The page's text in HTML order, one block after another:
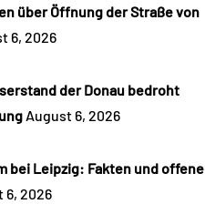
über Öffnung der Straße von
6, 2026
der Donau bedroht
August 6, 2026
bei Leipzig: Fakten und offene
6, 2026